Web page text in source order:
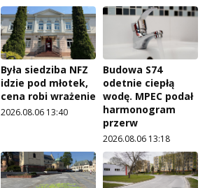
Była siedziba NFZ
idzie pod młotek,
cena robi wrażenie
2026.08.06 13:40
Budowa S74
odetnie ciepłą
wodę. MPEC podał
harmonogram
przerw
2026.08.06 13:18